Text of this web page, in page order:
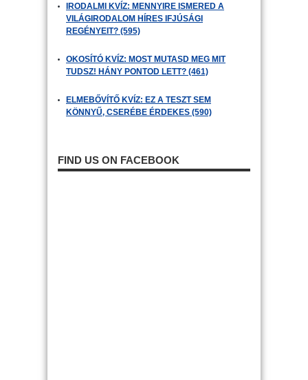
IRODALMI KVÍZ: MENNYIRE ISMERED A
VILÁGIRODALOM HÍRES IFJÚSÁGI
REGÉNYEIT? (595)
OKOSÍTÓ KVÍZ: MOST MUTASD MEG MIT
TUDSZ! HÁNY PONTOD LETT? (461)
ELMEBŐVÍTŐ KVÍZ: EZ A TESZT SEM
KÖNNYŰ, CSERÉBE ÉRDEKES (590)
FIND US ON FACEBOOK